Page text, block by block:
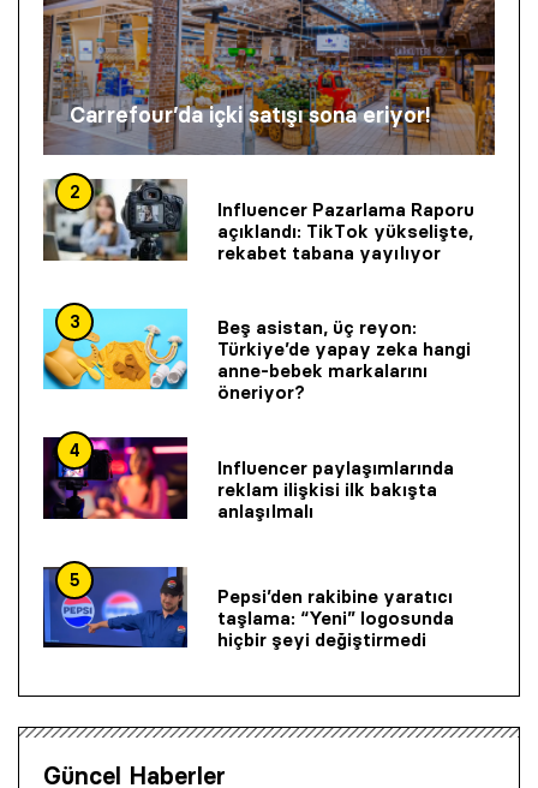
Carrefour’da içki satışı sona eriyor!
2
Influencer Pazarlama Raporu
açıklandı: TikTok yükselişte,
rekabet tabana yayılıyor
3
Beş asistan, üç reyon:
Türkiye’de yapay zeka hangi
anne-bebek markalarını
öneriyor?
4
Influencer paylaşımlarında
reklam ilişkisi ilk bakışta
anlaşılmalı
5
Pepsi’den rakibine yaratıcı
taşlama: “Yeni” logosunda
hiçbir şeyi değiştirmedi
Güncel Haberler